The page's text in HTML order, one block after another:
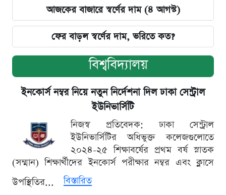
আজকের বাজারে স্বর্ণের দাম (৪ আগস্ট)
ফের বাড়ল স্বর্ণের দাম, ভরিতে কত?
বিশ্ববিদ্যালয়
ইনকোর্স নম্বর নিয়ে নতুন নির্দেশনা দিল ঢাকা সেন্ট্রাল
ইউনিভার্সিটি
নিজস্ব প্রতিবেদক: ঢাকা সেন্ট্রাল
ইউনিভার্সিটির অধিভুক্ত কলেজগুলোতে
২০২৪-২৫ শিক্ষাবর্ষের প্রথম বর্ষ স্নাতক
(সম্মান) শিক্ষার্থীদের ইনকোর্স পরীক্ষার নম্বর এবং ক্লাসে
উপস্থিতির...
বিস্তারিত